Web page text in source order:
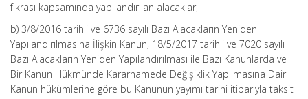
fıkrası kapsamında yapılandırılan alacaklar,
b) 3/8/2016 tarihli ve 6736 sayılı Bazı Alacakların Yeniden
Yapılandırılmasına İlişkin Kanun, 18/5/2017 tarihli ve 7020 sayılı
Bazı Alacakların Yeniden Yapılandırılması ile Bazı Kanunlarda ve
Bir Kanun Hükmünde Kararnamede Değişiklik Yapılmasına Dair
Kanun hükümlerine göre bu Kanunun yayımı tarihi itibarıyla taksit